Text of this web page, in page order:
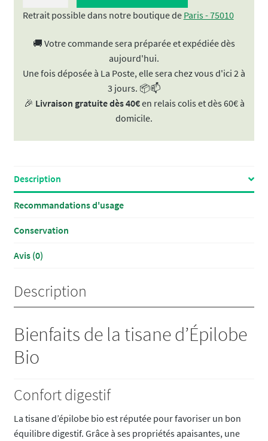
Épilobe
pour
Retrait possible dans notre boutique de Paris - 75010
🚚 Votre commande sera préparée et expédiée dès
aujourd'hui.
Une fois déposée à La Poste, elle sera chez vous d'ici 2 à
3 jours. 📦📫
🎉 Livraison gratuite dès 40€en relais colis et dès 60€ à
domicile.
Description
Recommandations d'usage
Conservation
Avis (0)
Description
Bienfaits de la tisane d’Épilobe
Bio
Confort digestif
La tisane d’épilobe bio est réputée pour favoriser un bon
équilibre digestif. Grâce à ses propriétés apaisantes, une